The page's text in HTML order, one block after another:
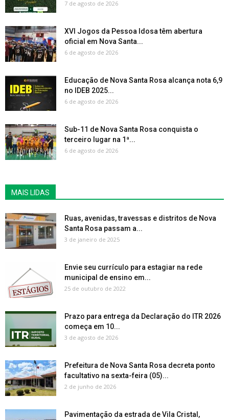
7 de agosto de 2026
XVI Jogos da Pessoa Idosa têm abertura
oficial em Nova Santa...
6 de agosto de 2026
Educação de Nova Santa Rosa alcança nota 6,9
no IDEB 2025...
6 de agosto de 2026
Sub-11 de Nova Santa Rosa conquista o
terceiro lugar na 1ª...
6 de agosto de 2026
MAIS LIDAS
Ruas, avenidas, travessas e distritos de Nova
Santa Rosa passam a...
3 de janeiro de 2025
Envie seu currículo para estagiar na rede
municipal de ensino em...
25 de outubro de 2022
Prazo para entrega da Declaração do ITR 2026
começa em 10...
3 de agosto de 2026
Prefeitura de Nova Santa Rosa decreta ponto
facultativo na sexta-feira (05)...
2 de junho de 2026
Pavimentação da estrada de Vila Cristal,